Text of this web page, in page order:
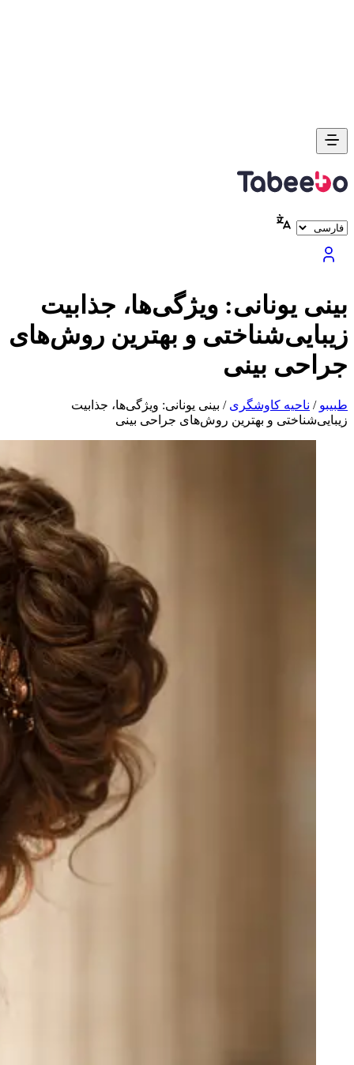
بینی یونانی: ویژگی‌ها، جذابیت
زیبایی‌شناختی و بهترین روش‌های
جراحی بینی
طبیبو / ناحیه کاوشگری / بینی یونانی: ویژگی‌ها، جذابیت
زیبایی‌شناختی و بهترین روش‌های جراحی بینی